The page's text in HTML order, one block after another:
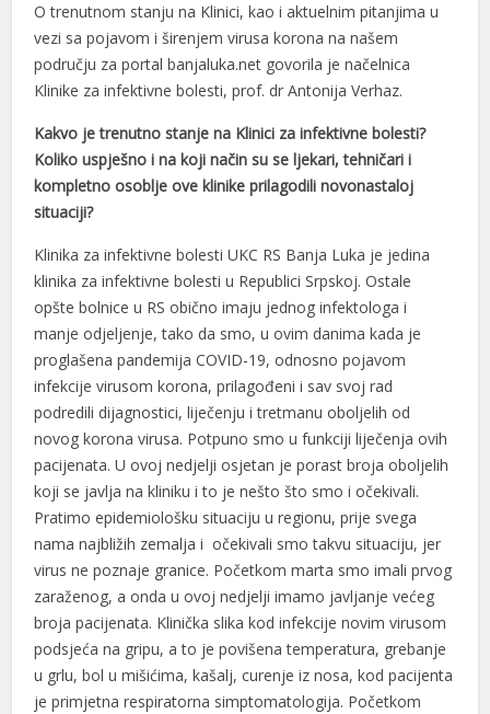
O trenutnom stanju na Klinici, kao i aktuelnim pitanjima u
vezi sa pojavom i širenjem virusa korona na našem
području za portal banjaluka.net govorila je načelnica
Klinike za infektivne bolesti, prof. dr Antonija Verhaz.
Kakvo je trenutno stanje na Klinici za infektivne bolesti?
Koliko uspješno i na koji način su se ljekari, tehničari i
kompletno osoblje ove klinike prilagodili novonastaloj
situaciji?
Klinika za infektivne bolesti UKC RS Banja Luka je jedina
klinika za infektivne bolesti u Republici Srpskoj. Ostale
opšte bolnice u RS obično imaju jednog infektologa i
manje odjeljenje, tako da smo, u ovim danima kada je
proglašena pandemija COVID-19, odnosno pojavom
infekcije virusom korona, prilagođeni i sav svoj rad
podredili dijagnostici, liječenju i tretmanu oboljelih od
novog korona virusa. Potpuno smo u funkciji liječenja ovih
pacijenata. U ovoj nedjelji osjetan je porast broja oboljelih
koji se javlja na kliniku i to je nešto što smo i očekivali.
Pratimo epidemiološku situaciju u regionu, prije svega
nama najbližih zemalja i očekivali smo takvu situaciju, jer
virus ne poznaje granice. Početkom marta smo imali prvog
zaraženog, a onda u ovoj nedjelji imamo javljanje većeg
broja pacijenata. Klinička slika kod infekcije novim virusom
podsjeća na gripu, a to je povišena temperatura, grebanje
u grlu, bol u mišićima, kašalj, curenje iz nosa, kod pacijenta
je primjetna respiratorna simptomatologija. Početkom